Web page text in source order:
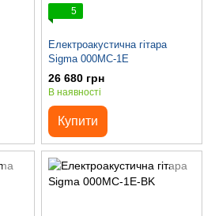
5
Електроакустична гітара
Sigma 000MC-1E
26 680 грн
В наявності
Купити